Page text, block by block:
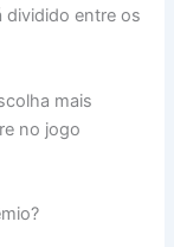
dividido entre os
mais
no jogo